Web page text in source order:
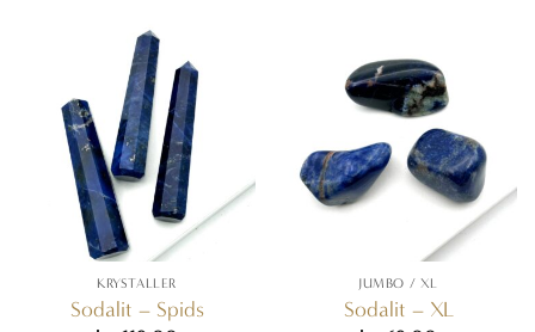
flere
varianter.
Mulighederne
kan
vælges
varesiden
KRYSTALLER
Sodalit – Spids
JUMBO / XL
Sodalit – XL